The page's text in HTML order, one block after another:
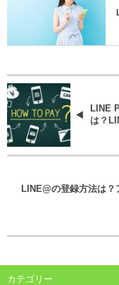
LINE
は？
LINE@の登録方法は
カテゴリー